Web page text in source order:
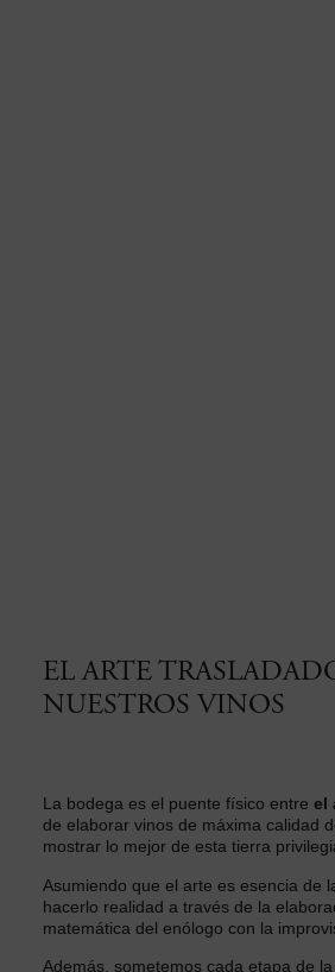
EL ARTE
NUESTROS VINOS
La bodega es el puente físico entre el
de elaborar vinos de máxima calidad
mostrar lo mejor de esta tierra
Asumiendo que el arte es esencia de
hacerlo realidad a través de la
matemática del enólogo con la
Además, sometemos cada etapa de